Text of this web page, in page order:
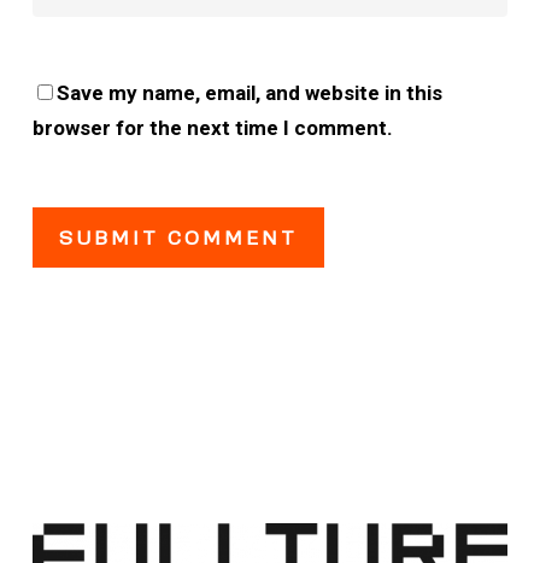
Save my name, email, and website in this
browser for the next time I comment.